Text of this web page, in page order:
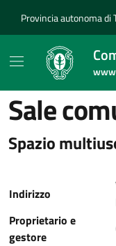
Provincia autonoma di
Sale
Spazio
Indirizzo
Proprietario e
gestore